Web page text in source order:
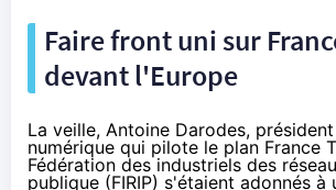
Faire front uni sur
devant l'Europe
La veille, Antoine Darodes,
numérique qui pilote le plan France
Fédération des industriels des
publique (FIRIP) s'étaient adonnés à